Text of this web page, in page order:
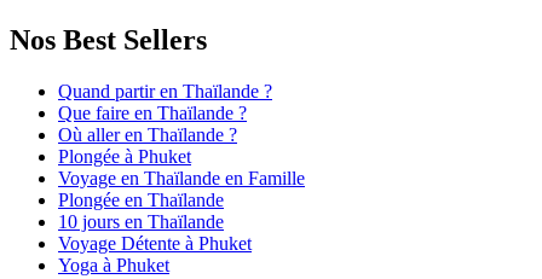
Nos Best Sellers
Quand partir en Thaïlande ?
Que faire en Thaïlande ?
Où aller en Thaïlande ?
Plongée à Phuket
Voyage en Thaïlande en Famille
Plongée en Thaïlande
10 jours en Thaïlande
Voyage Détente à Phuket
Yoga à Phuket